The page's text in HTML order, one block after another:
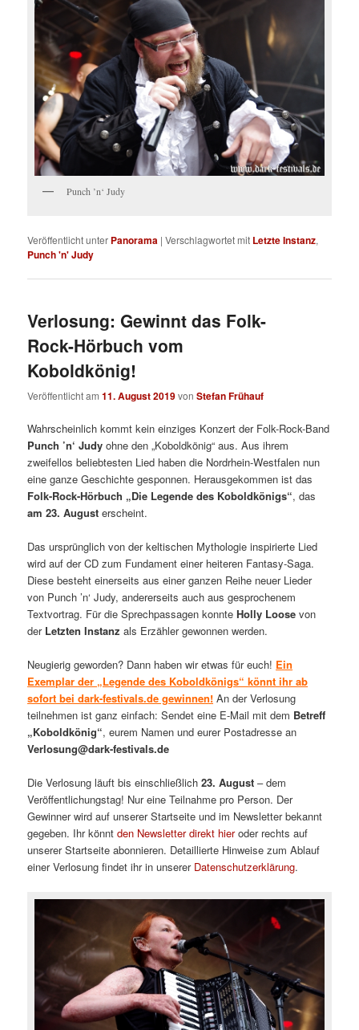
Punch ’n‘ Judy
Veröffentlicht unter Panorama |Verschlagwortet mit Letzte Instanz,
Punch 'n' Judy
Verlosung: Gewinnt das Folk-
Rock-Hörbuch vom
Koboldkönig!
Veröffentlicht am11. August 2019vonStefan Frühauf
Wahrscheinlich kommt kein einziges Konzert der Folk-Rock-Band
Punch ’n‘ Judy ohne den „Koboldkönig“ aus. Aus ihrem
zweifellos beliebtesten Lied haben die Nordrhein-Westfalen nun
eine ganze Geschichte gesponnen. Herausgekommen ist das
Folk-Rock-Hörbuch „Die Legende des Koboldkönigs“, das
am 23. August erscheint.
Das ursprünglich von der keltischen Mythologie inspirierte Lied
wird auf der CD zum Fundament einer heiteren Fantasy-Saga.
Diese besteht einerseits aus einer ganzen Reihe neuer Lieder
von Punch ’n‘ Judy, andererseits auch aus gesprochenem
Textvortrag. Für die Sprechpassagen konnteHolly Loose von
derLetzten Instanz als Erzähler gewonnen werden.
Neugierig geworden? Dann haben wir etwas für euch! Ein
Exemplar der „Legende des Koboldkönigs“ könnt ihr ab
sofort bei dark-festivals.de gewinnen! An der Verlosung
teilnehmen ist ganz einfach: Sendet eine E-Mail mit dem Betreff
„Koboldkönig“, eurem Namen und eurer Postadresse an
Verlosung@dark-festivals.de
Die Verlosung läuft bis einschließlich23. August– dem
Veröffentlichungstag! Nur eine Teilnahme pro Person. Der
Gewinner wird auf unserer Startseite und im Newsletter bekannt
gegeben. Ihr könntden Newsletter direkt hieroder rechts auf
unserer Startseite abonnieren. Detaillierte Hinweise zum Ablauf
einer Verlosung findet ihr in unserer Datenschutzerklärung.